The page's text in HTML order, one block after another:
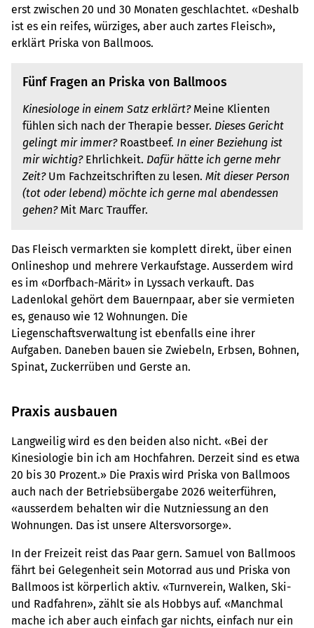
erst zwischen 20 und 30 Monaten geschlachtet. «Deshalb
ist es ein reifes, würziges, aber auch zartes Fleisch»,
erklärt Priska von Ballmoos.
Fünf Fragen an Priska von Ballmoos
Kinesiologe in einem Satz erklärt?Meine Klienten
fühlen sich nach der Therapie besser. Dieses Gericht
gelingt mir immer?Roastbeef. In einer Beziehung ist
mir wichtig?Ehrlichkeit. Dafür hätte ich gerne mehr
Zeit?Um Fachzeitschriften zu lesen. Mit dieser Person
(tot oder lebend) möchte ich gerne mal abendessen
gehen?Mit Marc Trauffer.
Das Fleisch vermarkten sie komplett direkt, über einen
Onlineshop und mehrere Verkaufstage. Ausserdem wird
es im «Dorfbach-Märit» in Lyssach verkauft. Das
Ladenlokal gehört dem Bauernpaar, aber sie vermieten
es, genauso wie 12 Wohnungen. Die
Liegenschaftsverwaltung ist ebenfalls eine ihrer
Aufgaben. Daneben bauen sie Zwiebeln, Erbsen, Bohnen,
Spinat, Zuckerrüben und Gerste an.
Praxis ausbauen
Langweilig wird es den beiden also nicht. «Bei der
Kinesiologie bin ich am Hochfahren. Derzeit sind es etwa
20 bis 30 Prozent.» Die Praxis wird Priska von Ballmoos
auch nach der Betriebsübergabe 2026 weiterführen,
«ausserdem behalten wir die Nutzniessung an den
Wohnungen. Das ist unsere Altersvorsorge».
In der Freizeit reist das Paar gern. Samuel von Ballmoos
fährt bei Gelegenheit sein Motorrad aus und Priska von
Ballmoos ist körperlich aktiv. «Turnverein, Walken, Ski-
und Radfahren», zählt sie als Hobbys auf. «Manchmal
mache ich aber auch einfach gar nichts, einfach nur ein